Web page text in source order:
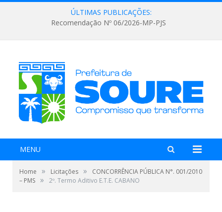
ÚLTIMAS PUBLICAÇÕES:
Recomendação Nº 06/2026-MP-PJS
MENU
Home » Licitações »
CONCORRÊNCIA PÚBLICA N°. 001/2010
– PMS » 2º. Termo Aditivo E.T.E. CABANO